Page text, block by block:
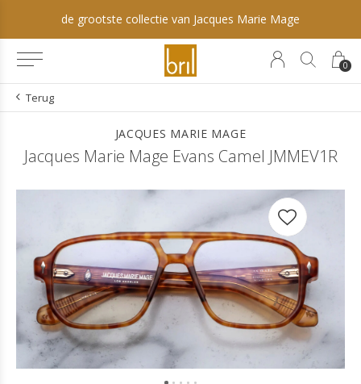
0
de grootste collectie van Jacques Marie Mage
Terug
JACQUES MARIE MAGE
Jacques Marie Mage Evans Camel JMMEV1R